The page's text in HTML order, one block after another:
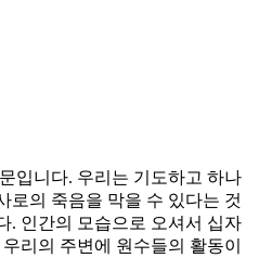
입니다. 우리는 기도하고 하나
로의 죽음을 막을 수 있다는 것
. 인간의 모습으로 오셔서 십자
리의 주변에 원수들의 활동이